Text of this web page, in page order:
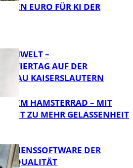
EURO FÜR KI DER
–
AUF DER
KAISERSLAUTERN
DEM HAMSTERRAD – MIT
ZU MEHR GELASSENHEIT
DER
QUALITÄT